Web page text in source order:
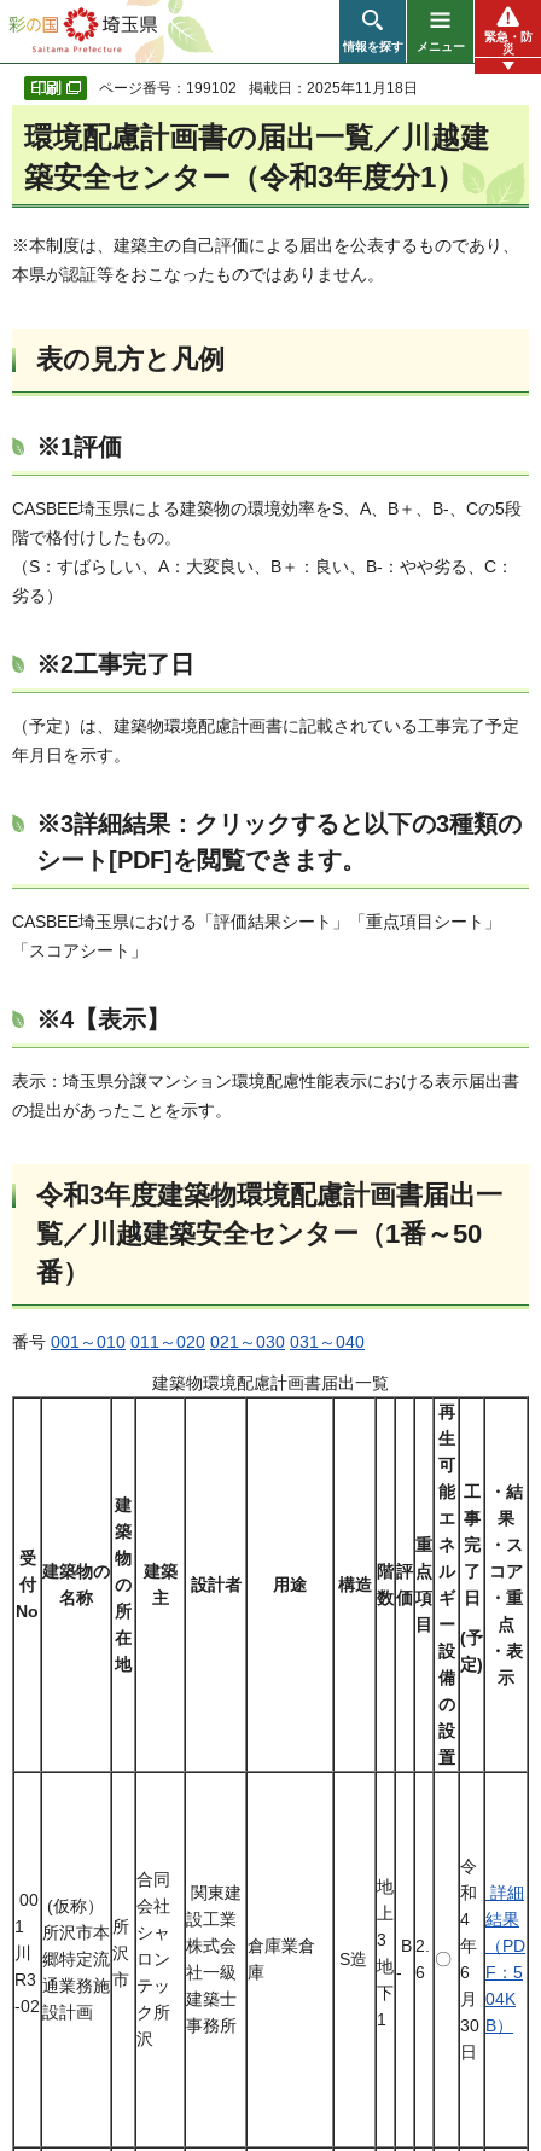
彩の国 埼玉県
情報を探す メニュー
緊急・防
災
ページ番号：199102 掲載日：2025年11月18日
環境配慮計画書の届出一覧／川越建
築安全センター（令和3年度分1）
※本制度は、建築主の自己評価による届出を公表するものであり、
本県が認証等をおこなったものではありません。
表の見方と凡例
※1評価
CASBEE埼玉県による建築物の環境効率をS、A、B＋、B-、Cの5段
階で格付けしたもの。
（S：すばらしい、A：大変良い、B＋：良い、B-：やや劣る、C：
劣る）
※2工事完了日
（予定）は、建築物環境配慮計画書に記載されている工事完了予定
年月日を示す。
※3詳細結果：クリックすると以下の3種類の
シート[PDF]を閲覧できます。
CASBEE埼玉県における「評価結果シート」「重点項目シート」
「スコアシート」
※4【表示】
表示：埼玉県分譲マンション環境配慮性能表示における表示届出書
の提出があったことを示す。
令和3年度建築物環境配慮計画書届出一
覧／川越建築安全センター（1番～50
番）
番号 001～010 011～020 021～030 031～040
建築物環境配慮計画書届出一覧
受
付
No
建築物の
名称
建
築
物
の
所
在
地
建築
主
設計者 用途 構造
階
数
評
価
重
点
項
目
再
生
可
能
エ
ネ
ル
ギ
ー
設
備
の
設
置
工
事
完
了
日
(予
定)
・結
果
・ス
コア
・重
点
・表
示
00
1
川
R3
-02
(仮称）
所沢市本
郷特定流
通業務施
設計画
所
沢
市
合同
会社
シャ
ロン
テッ
ク所
沢
関東建
設工業
株式会
社一級
建築士
事務所
倉庫業倉
庫
S造
地
上
3
地
下
1
B
-
2.
6
〇
令
和
4
年
6
月
30
日
詳細
結果
（PD
F：5
04K
B）